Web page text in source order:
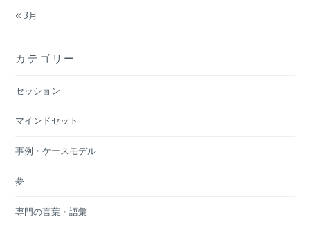
« 3月
カテゴリー
セッション
マインドセット
事例・ケースモデル
夢
専門の言葉・語彙